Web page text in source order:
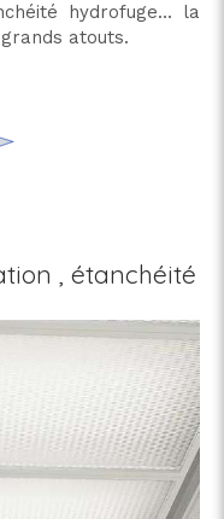
hydrofuge... la
atouts.
, étanchéité